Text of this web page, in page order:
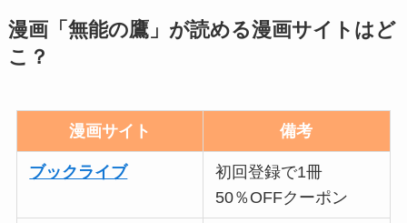
漫画「無能の鷹」が読める漫画サイトはど
こ？
漫画サイト 備考
ブックライブ
初回登録で1冊
50％OFFクーポン